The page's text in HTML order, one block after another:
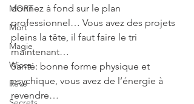
MORT
Mort
Magie
Wicca
Rêve
donnez à fond sur le plan
professionnel… Vous avez des projets
pleins la tête, il faut faire le tri
maintenant…
Santé: bonne forme physique et
psychique, vous avez de l’énergie à
revendre…